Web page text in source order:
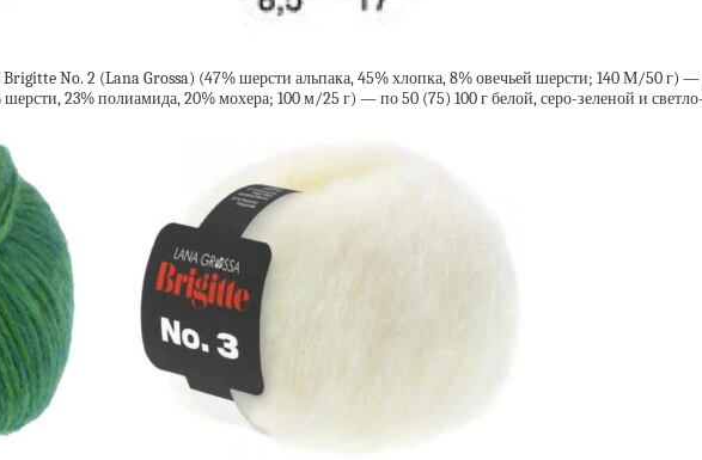
No. 2 (Lana Grossa) (47% шерсти альпака, 45% хлопка, 8% овечьей шерсти; 140 М/50 г) —
23% полиамида, 20% мохера; 100 м/25 г) — по 50 (75) 100 г белой, серо-зеленой и